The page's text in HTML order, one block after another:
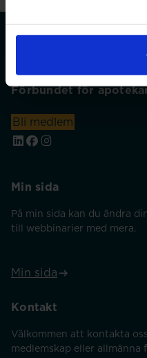
Förbundet för
Bli medlem
Min sida
På min sida kan du ändra
till webbinarier med mera.
Min sida
Kontakt
Välkommen att kontakta
medlemskap eller allmänna